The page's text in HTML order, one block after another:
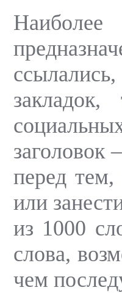
заголовок
перед тем,
или
из 1000
слова,
чем